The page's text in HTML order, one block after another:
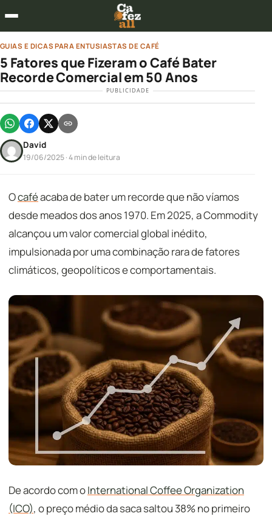
GUIAS E DICAS PARA ENTUSIASTAS DE CAFÉ
5 Fatores que Fizeram o Café Bater
Recorde Comercial em 50 Anos
PUBLICIDADE
David
19/06/2025· 4 min de leitura
Ocaféacaba de bater um recorde que não víamos
desde meados dos anos 1970. Em 2025, a Commodity
alcançou um valor comercial global inédito,
impulsionada por uma combinação rara de fatores
climáticos, geopolíticos e comportamentais.
De acordo com oInternational Coffee Organization
(ICO), o preço médio da saca saltou 38% no primeiro